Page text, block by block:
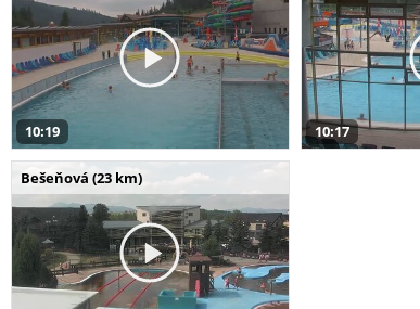
10:19 10:17
Bešeňová (23 km)